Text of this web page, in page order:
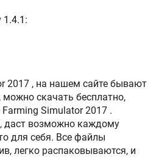
скачать бесплатно,
Simulator 2017 .
даст возможно каждому
для себя. Все файлы
легко распаковываются, и